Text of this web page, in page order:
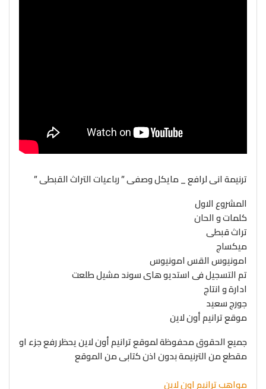
ترنيمة انى لرافع _ مايكل وصفى ” رباعيات التراث القبطى ”
المشروع الاول
كلمات و الحان
تراث قبطى
ميكساج
امونيوس القس امونيوس
تم التسجيل فى استديو هاى سوند مشيل طلعت
ادارة و انتاج
جورج سعيد
موقع ترانيم أون لاين
جميع الحقوق محفوظة لموقع ترانيم أون لاين يحظر رفع جزء او
مقطع من الترنيمة بدون اذن كتابى من الموقع
مواهب ترانيم اون لاين